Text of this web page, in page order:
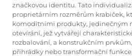
značkovou identitu. Tato
proprietárním rozměrům krabiček,
komoditními produkty, jedinečným
otevírání, jež vytvářejí
rozbalování, a konstrukčním
přihrádky nebo transformační